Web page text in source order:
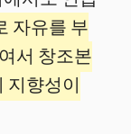
자유를 부
서 창조본
지향성이